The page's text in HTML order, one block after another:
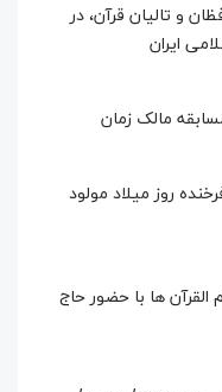
و تالیان قرآن، در
ایران
مالک زمان
روز میلاد مولود
ها با حضور حاج